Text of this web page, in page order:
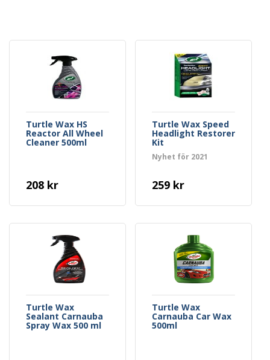
Turtle Wax HS
Reactor All Wheel
Cleaner 500ml
208 kr
Turtle Wax Speed
Headlight Restorer
Kit
Nyhet för 2021
259 kr
Turtle Wax
Sealant Carnauba
Spray Wax 500 ml
Turtle Wax
Carnauba Car Wax
500ml